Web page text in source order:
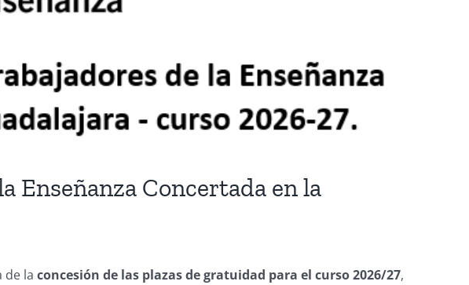
Enseñanza Concertada en la
de la concesión de las plazas de gratuidad para el curso 2026/27,